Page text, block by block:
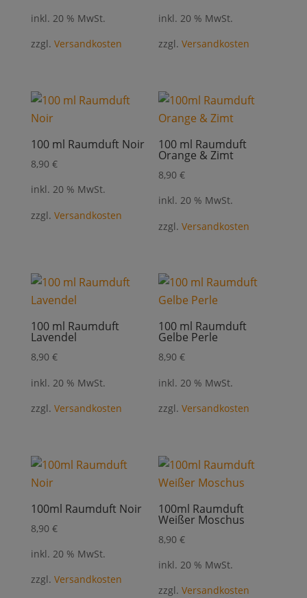
inkl. 20 % MwSt.
zzgl. Versandkosten
inkl. 20 % MwSt.
zzgl.Versandkosten
100 ml Raumduft Noir
8,90 €
inkl. 20 % MwSt.
zzgl. Versandkosten
100 ml Raumduft
Orange & Zimt
8,90€
inkl. 20 % MwSt.
zzgl.Versandkosten
100 ml Raumduft
Lavendel
8,90 €
inkl. 20 % MwSt.
zzgl. Versandkosten
100 ml Raumduft
Gelbe Perle
8,90€
inkl. 20 % MwSt.
zzgl.Versandkosten
100ml Raumduft Noir
8,90 €
inkl. 20 % MwSt.
zzgl. Versandkosten
100ml Raumduft
Weißer Moschus
8,90€
inkl. 20 % MwSt.
zzgl.Versandkosten